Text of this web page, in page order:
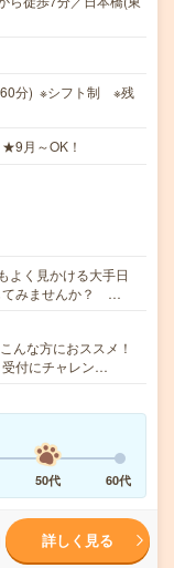
60分) ※シフト制 ※残
月～OK！
よく見かける大手日
てみませんか？ …
んな方におススメ！
受付にチャレン…
50代 60代
詳しく見る